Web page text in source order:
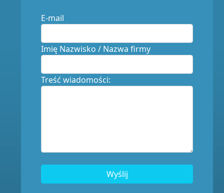
E-mail
Imię Nazwisko / Nazwa firmy
Treść wiadomości:
Wyślij